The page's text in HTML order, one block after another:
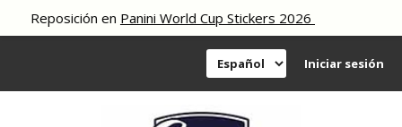
enPanini World Cup Stickers 2026
Iniciar sesión